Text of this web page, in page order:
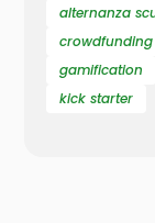
alternanza
crowdfunding
gamification
kick starter